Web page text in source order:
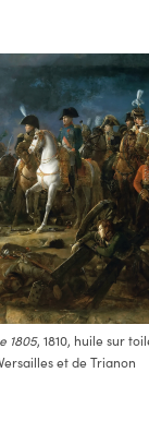
1805, 1810, huile sur
et de Trianon